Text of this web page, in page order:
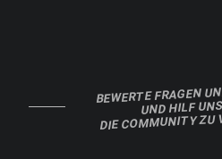
BEWERTE FRAGEN
UND HILF
DIE COMMUNITY ZU